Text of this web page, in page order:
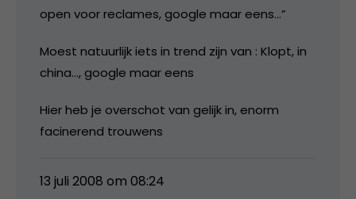
open voor reclames, google maar eens…”
Moest natuurlijk iets in trend zijn van : Klopt, in
china…, google maar eens
Hier heb je overschot van gelijk in, enorm
facinerend trouwens
13 juli 2008 om 08:24